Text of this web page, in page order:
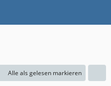
Alle als gelesen markieren